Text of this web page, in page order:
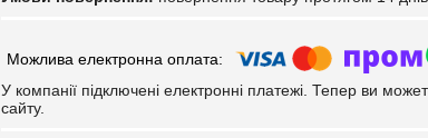
У компанії підключені електронні платежі. Тепер ви
сайту.